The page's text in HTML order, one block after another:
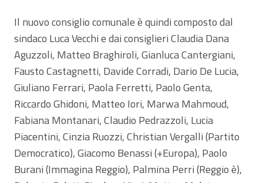
Il nuovo consiglio comunale è quindi composto dal
sindaco Luca Vecchi e dai consiglieri Claudia Dana
Aguzzoli, Matteo Braghiroli, Gianluca Cantergiani,
Fausto Castagnetti, Davide Corradi, Dario De Lucia,
Giuliano Ferrari, Paola Ferretti, Paolo Genta,
Riccardo Ghidoni, Matteo Iori, Marwa Mahmoud,
Fabiana Montanari, Claudio Pedrazzoli, Lucia
Piacentini, Cinzia Ruozzi, Christian Vergalli (Partito
Democratico), Giacomo Benassi (+Europa), Paolo
Burani (Immagina Reggio), Palmina Perri (Reggio è),